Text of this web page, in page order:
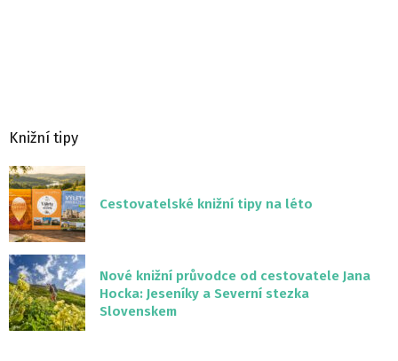
Knižní tipy
Cestovatelské knižní tipy na léto
Nové knižní průvodce od cestovatele Jana
Hocka: Jeseníky a Severní stezka
Slovenskem